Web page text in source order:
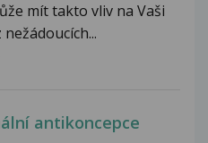
mít takto vliv na Vaši
antikoncepce